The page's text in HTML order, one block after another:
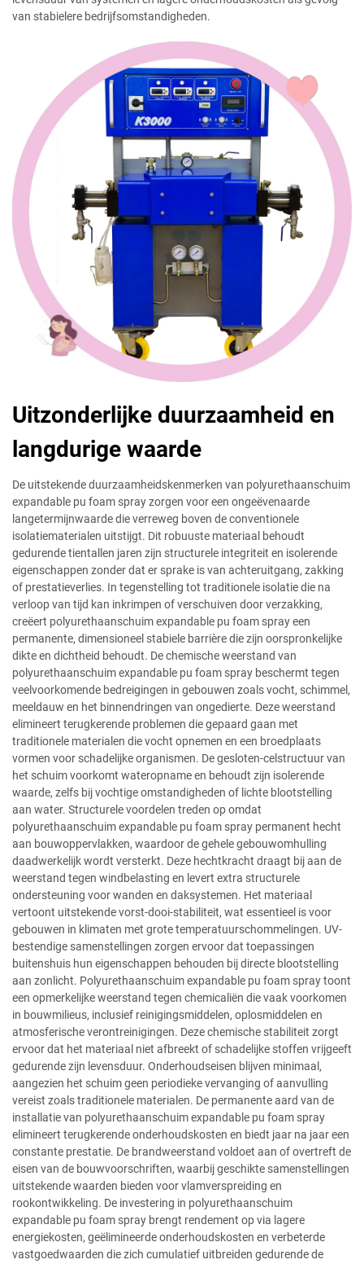
van stabielere bedrijfsomstandigheden.
Uitzonderlijke duurzaamheid en
langdurige waarde
De uitstekende duurzaamheidskenmerken van polyurethaanschuim
expandable pu foam spray zorgen voor een ongeëvenaarde
langetermijnwaarde die verreweg boven de conventionele
isolatiematerialen uitstijgt. Dit robuuste materiaal behoudt
gedurende tientallen jaren zijn structurele integriteit en isolerende
eigenschappen zonder dat er sprake is van achteruitgang, zakking
of prestatieverlies. In tegenstelling tot traditionele isolatie die na
verloop van tijd kan inkrimpen of verschuiven door verzakking,
creëert polyurethaanschuim expandable pu foam spray een
permanente, dimensioneel stabiele barrière die zijn oorspronkelijke
dikte en dichtheid behoudt. De chemische weerstand van
polyurethaanschuim expandable pu foam spray beschermt tegen
veelvoorkomende bedreigingen in gebouwen zoals vocht, schimmel,
meeldauw en het binnendringen van ongedierte. Deze weerstand
elimineert terugkerende problemen die gepaard gaan met
traditionele materialen die vocht opnemen en een broedplaats
vormen voor schadelijke organismen. De gesloten-celstructuur van
het schuim voorkomt wateropname en behoudt zijn isolerende
waarde, zelfs bij vochtige omstandigheden of lichte blootstelling
aan water. Structurele voordelen treden op omdat
polyurethaanschuim expandable pu foam spray permanent hecht
aan bouwoppervlakken, waardoor de gehele gebouwomhulling
daadwerkelijk wordt versterkt. Deze hechtkracht draagt bij aan de
weerstand tegen windbelasting en levert extra structurele
ondersteuning voor wanden en daksystemen. Het materiaal
vertoont uitstekende vorst-dooi-stabiliteit, wat essentieel is voor
gebouwen in klimaten met grote temperatuurschommelingen. UV-
bestendige samenstellingen zorgen ervoor dat toepassingen
buitenshuis hun eigenschappen behouden bij directe blootstelling
aan zonlicht. Polyurethaanschuim expandable pu foam spray toont
een opmerkelijke weerstand tegen chemicaliën die vaak voorkomen
in bouwmilieus, inclusief reinigingsmiddelen, oplosmiddelen en
atmosferische verontreinigingen. Deze chemische stabiliteit zorgt
ervoor dat het materiaal niet afbreekt of schadelijke stoffen vrijgeeft
gedurende zijn levensduur. Onderhoudseisen blijven minimaal,
aangezien het schuim geen periodieke vervanging of aanvulling
vereist zoals traditionele materialen. De permanente aard van de
installatie van polyurethaanschuim expandable pu foam spray
elimineert terugkerende onderhoudskosten en biedt jaar na jaar een
constante prestatie. De brandweerstand voldoet aan of overtreft de
eisen van de bouwvoorschriften, waarbij geschikte samenstellingen
uitstekende waarden bieden voor vlamverspreiding en
rookontwikkeling. De investering in polyurethaanschuim
expandable pu foam spray brengt rendement op via lagere
energiekosten, geëlimineerde onderhoudskosten en verbeterde
vastgoedwaarden die zich cumulatief uitbreiden gedurende de